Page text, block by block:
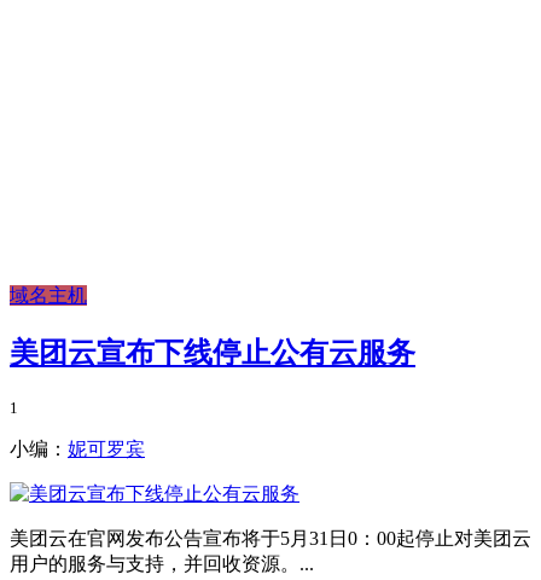
域名主机
美团云宣布下线停止公有云服务
1
小编： 妮可罗宾
美团云在官网发布公告宣布将于5月31日0：00起停止对美团云
用户的服务与支持，并回收资源。...